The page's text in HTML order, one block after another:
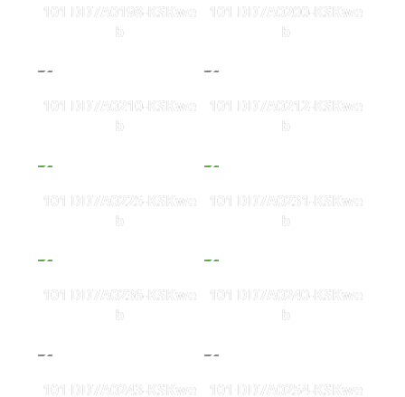
101 DD7A0198-KSKwe
b
101 DD7A0200-KSKwe
b
101 DD7A0210-KSKwe
b
101 DD7A0212-KSKwe
b
101 DD7A0225-KSKwe
b
101 DD7A0231-KSKwe
b
101 DD7A0236-KSKwe
b
101 DD7A0240-KSKwe
b
101 DD7A0243-KSKwe 101 DD7A0254-KSKwe